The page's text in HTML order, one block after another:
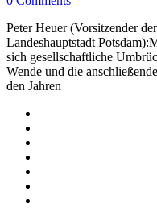
Peter Heuer (Vorsitzender
Landeshauptstadt
sich gesellschaftliche
Wende und die
den Jahren